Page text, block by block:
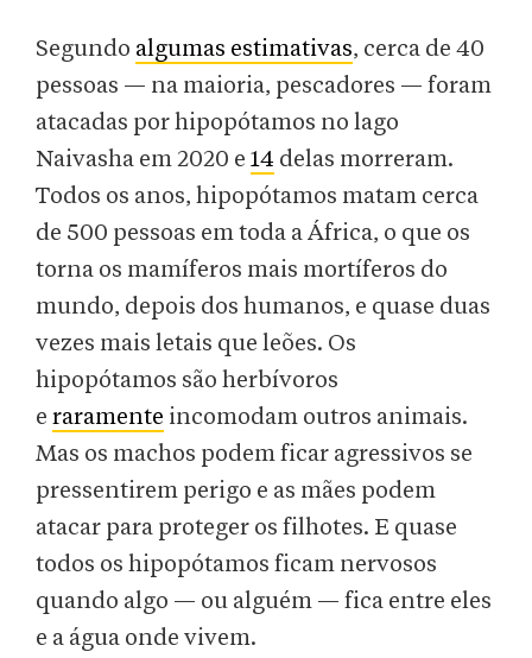
Segundo algumas estimativas, cerca de 40
pessoas — na maioria, pescadores — foram
atacadas por hipopótamos no lago
Naivasha em 2020 e 14 delas morreram.
Todos os anos, hipopótamos matam cerca
de 500 pessoas em toda a África, o que os
torna os mamíferos mais mortíferos do
mundo, depois dos humanos, e quase duas
vezes mais letais que leões. Os
hipopótamos são herbívoros
e raramente incomodam outros animais.
Mas os machos podem ficar agressivos se
pressentirem perigo e as mães podem
atacar para proteger os filhotes. E quase
todos os hipopótamos ficam nervosos
quando algo — ou alguém — fica entre eles
e a água onde vivem.